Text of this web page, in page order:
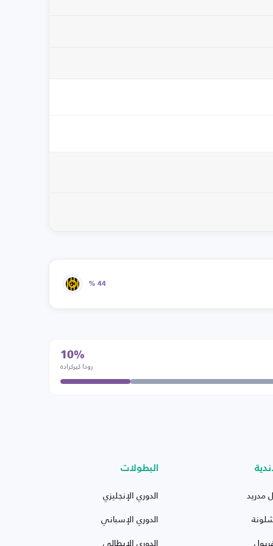
44 %
10%
رودا كيركراده
مدريد
البطولات
الدوري الإنجليزي
الدوري الإسباني
الدوري الإيطالي